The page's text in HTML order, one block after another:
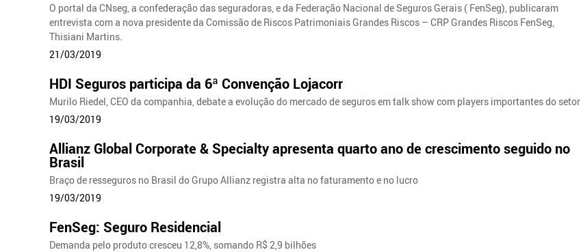
O portal da CNseg, a confederação das seguradoras, e da Federação Nacional de Seguros Gerais ( FenSeg), publicaram
entrevista com a nova presidente da Comissão de Riscos Patrimoniais Grandes Riscos – CRP Grandes Riscos FenSeg,
Thisiani Martins.
21/03/2019
HDI Seguros participa da 6ª Convenção Lojacorr
Murilo Riedel, CEO da companhia, debate a evolução do mercado de seguros em talk show com players importantes do setor
19/03/2019
Allianz Global Corporate & Specialty apresenta quarto ano de crescimento seguido no
Brasil
Braço de resseguros no Brasil do Grupo Allianz registra alta no faturamento e no lucro
19/03/2019
FenSeg: Seguro Residencial
Demanda pelo produto cresceu 12,8%, somando R$ 2,9 bilhões